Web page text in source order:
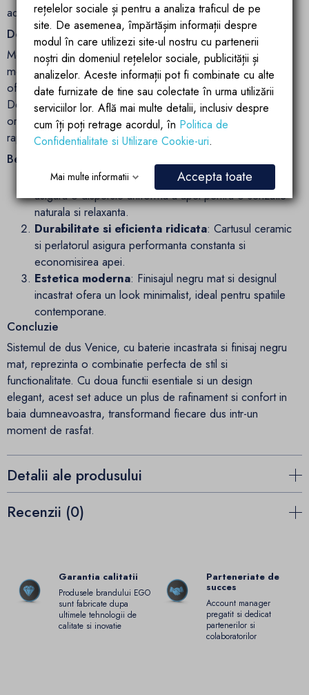
adaugand un plus de rafinament baii.
Design Modern si Practic cu Montaj Incastrat
Montajul incastrat al sistemului Venice creeaza o estetica
moderna si aerisita, eliminand elementele inestetice si
oferind o solutie practica pentru baile de orice dimensiune.
Designul minimalist contribuie la mentinerea unui aspect
ordonat si usor de intretinut, facand curatarea simpla si
rapida.
Beneficii Cheie
Experienta de dus premium: Functia tip ploaie
asigura o dispersie uniforma a apei pentru o senzatie
naturala si relaxanta.
Durabilitate si eficienta ridicata: Cartusul ceramic
si perlatorul asigura performanta constanta si
economisirea apei.
Estetica moderna: Finisajul negru mat si designul
incastrat ofera un look minimalist, ideal pentru spatiile
contemporane.
Concluzie
Sistemul de dus Venice, cu baterie incastrata si finisaj negru
mat, reprezinta o combinatie perfecta de stil si
functionalitate. Cu doua functii esentiale si un design
elegant, acest set aduce un plus de rafinament si confort in
baia dumneavoastra, transformand fiecare dus intr-un
moment de rasfat.
Detalii ale produsului
Recenzii (0)
Garantia calitatii
Produsele brandului EGO
sunt fabricate dupa
ultimele tehnologii de
calitate si inovatie
Parteneriate de
succes
Account manager
pregatit si dedicat
partenerilor si
colaboratorilor
rețelelor sociale și pentru a analiza traficul de pe
site. De asemenea, împărtășim informații despre
modul în care utilizezi site-ul nostru cu partenerii
noștri din domeniul rețelelor sociale, publicității și
analizelor. Aceste informații pot fi combinate cu alte
date furnizate de tine sau colectate în urma utilizării
serviciilor lor. Află mai multe detalii, inclusiv despre
cum îți poți retrage acordul, în Politica de
Confidentialitate si Utilizare Cookie-uri.
Mai multe informatii Accepta toate